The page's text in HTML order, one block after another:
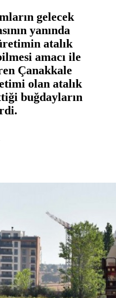
gelecek
yanında
atalık
amacı ile
Çanakkale
olan atalık
buğdayların